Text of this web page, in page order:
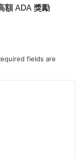
額 ADA 獎勵
fields are